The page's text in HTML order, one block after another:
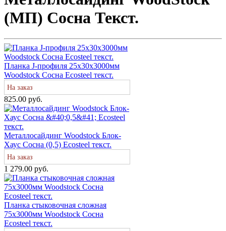
(МП) Сосна Текст.
Планка J-профиля 25х30х3000мм
Woodstock Сосна Ecosteel текст.
На заказ
825.00 руб.
Металлосайдинг Woodstock Блок-
Хаус Сосна (0,5) Ecosteel текст.
На заказ
1 279.00 руб.
Планка стыковочная сложная
75х3000мм Woodstock Сосна
Ecosteel текст.